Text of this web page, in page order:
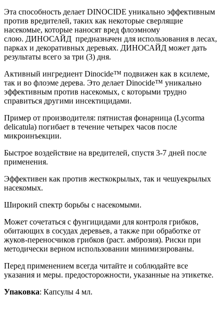
Эта способность делает DINOCIDE уникально эффективным
против вредителей, таких как некоторые сверлящие
насекомые, которые наносят вред флоэмному
слою. ДИНОСАЙД предназначен для использования в лесах,
парках и декоративных деревьях. ДИНОСАЙД может дать
результаты всего за три (3) дня.
Активный ингредиент Dinocide™ подвижен как в ксилеме,
так и во флоэме дерева. Это делает Dinocide™ уникально
эффективным против насекомых, с которыми трудно
справиться другими инсектицидами.
Пример от производителя: пятнистая фонарница (Lycorma
delicatula) погибает в течение четырех часов после
микроинъекции.
Быстрое воздействие на вредителей, спустя 3-7 дней после
применения.
Эффективен как против жесткокрылых, так и чешуекрылых
насекомых.
Широкий спектр борьбы с насекомыми.
Может сочетаться с фунгицидами для контроля грибков,
обитающих в сосудах деревьев, а также при обработке от
жуков-переносчиков грибков (раст. амброзия). Риски при
методически верном использовании минимизированы.
Перед применением всегда читайте и соблюдайте все
указания и меры. предосторожности, указанные на этикетке.
Упаковка: Капсулы 4 мл.